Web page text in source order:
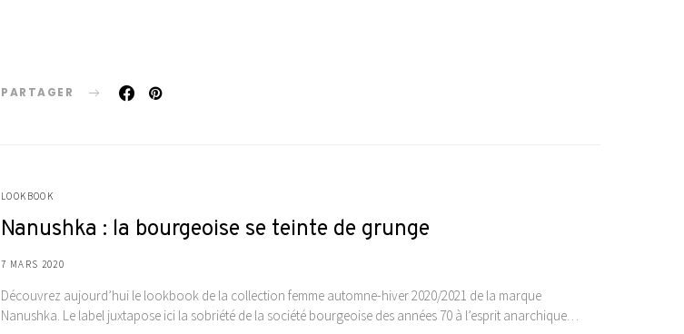
PARTAGER
LOOKBOOK
Nanushka : la bourgeoise se teinte de grunge
7 MARS 2020
Découvrez aujourd’hui le lookbook de la collection femme automne-hiver 2020/2021 de la marque
Nanushka. Le label juxtapose ici la sobriété de la société bourgeoise des années 70 à l’esprit anarchique…